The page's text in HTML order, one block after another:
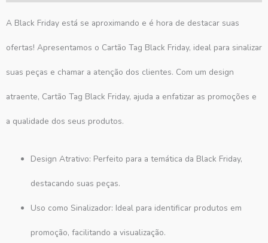
A Black Friday está se aproximando e é hora de destacar suas
ofertas! Apresentamos o Cartão Tag Black Friday, ideal para sinalizar
suas peças e chamar a atenção dos clientes. Com um design
atraente, Cartão Tag Black Friday, ajuda a enfatizar as promoções e
a qualidade dos seus produtos.
Design Atrativo: Perfeito para a temática da Black Friday,
destacando suas peças.
Uso como Sinalizador: Ideal para identificar produtos em
promoção, facilitando a visualização.